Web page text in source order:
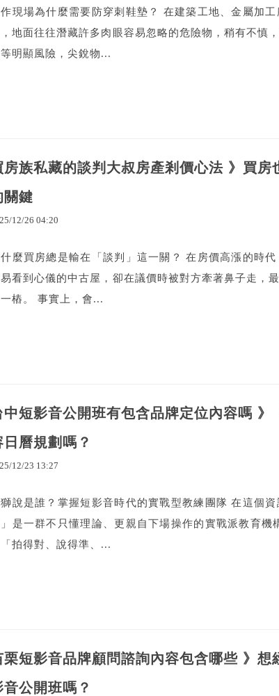
現場為什麼需要防穿刺鞋墊？ 在建築工地、金屬加
地面往往潛藏許多肉眼容易忽略的危險物，稍有不慎
明顯風險，尖銳物...
房族私藏的談判大叔房產剎價心法 》買
關鍵
/12/26 04:20
麼買房總是輸在「談判」這一關？ 在房價高漲的時
看到心儀的中古屋，卻在議價時被對方牽著鼻子走，
樁。 事實上，會...
中短影音公開班有包含品牌定位內容嗎 》
日曆規劃嗎？
/12/23 13:27
說是誰？掌握短影音時代的實戰型教練團隊 在這個
是一群不只懂理論、更親自下場操作的實戰派教育
拍得對、說得準、...
栗短影音品牌顧問諮詢內容包含哪些 》
音公開班嗎？